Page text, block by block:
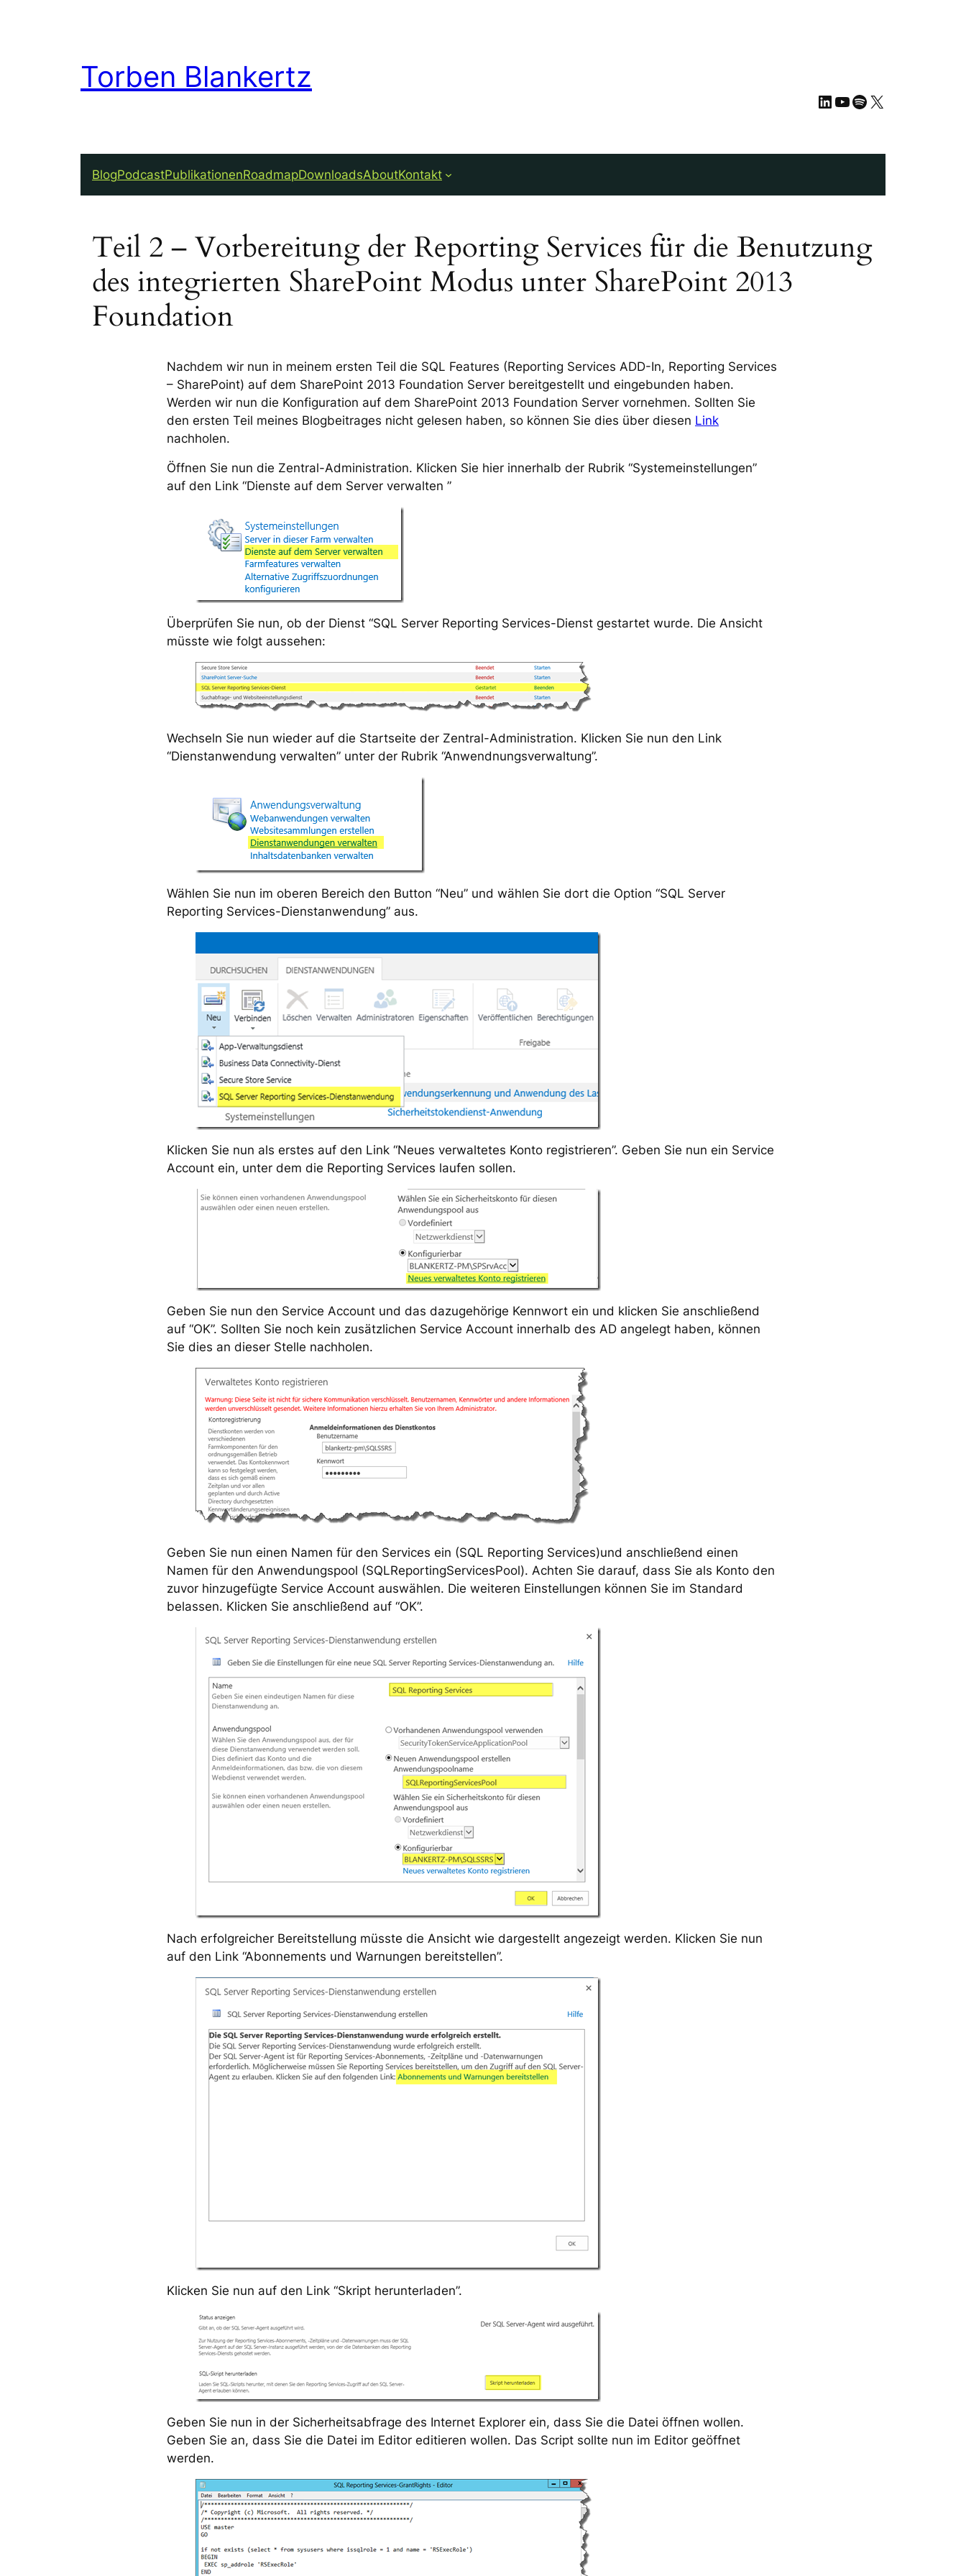
Torben Blankertz
LinkedIn
YouTube
Spotify
X
BlogPodcastPublikationenRoadmapDownloadsAboutKontakt
Teil 2 – Vorbereitung der Reporting Services für die Benutzung
des integrierten SharePoint Modus unter SharePoint 2013
Foundation
Nachdem wir nun in meinem ersten Teil die SQL Features (Reporting Services ADD-In, Reporting Services
– SharePoint) auf dem SharePoint 2013 Foundation Server bereitgestellt und eingebunden haben.
Werden wir nun die Konfiguration auf dem SharePoint 2013 Foundation Server vornehmen. Sollten Sie
den ersten Teil meines Blogbeitrages nicht gelesen haben, so können Sie dies über diesen Link
nachholen.
Öffnen Sie nun die Zentral-Administration. Klicken Sie hier innerhalb der Rubrik “Systemeinstellungen”
auf den Link “Dienste auf dem Server verwalten ”
Überprüfen Sie nun, ob der Dienst “SQL Server Reporting Services-Dienst gestartet wurde. Die Ansicht
müsste wie folgt aussehen:
Wechseln Sie nun wieder auf die Startseite der Zentral-Administration. Klicken Sie nun den Link
“Dienstanwendung verwalten” unter der Rubrik “Anwendnungsverwaltung”.
Wählen Sie nun im oberen Bereich den Button “Neu” und wählen Sie dort die Option “SQL Server
Reporting Services-Dienstanwendung” aus.
Klicken Sie nun als erstes auf den Link “Neues verwaltetes Konto registrieren”. Geben Sie nun ein Service
Account ein, unter dem die Reporting Services laufen sollen.
Geben Sie nun den Service Account und das dazugehörige Kennwort ein und klicken Sie anschließend
auf “OK”. Sollten Sie noch kein zusätzlichen Service Account innerhalb des AD angelegt haben, können
Sie dies an dieser Stelle nachholen.
Geben Sie nun einen Namen für den Services ein (SQL Reporting Services)und anschließend einen
Namen für den Anwendungspool (SQLReportingServicesPool). Achten Sie darauf, dass Sie als Konto den
zuvor hinzugefügte Service Account auswählen. Die weiteren Einstellungen können Sie im Standard
belassen. Klicken Sie anschließend auf “OK”.
Nach erfolgreicher Bereitstellung müsste die Ansicht wie dargestellt angezeigt werden. Klicken Sie nun
auf den Link “Abonnements und Warnungen bereitstellen”.
Klicken Sie nun auf den Link “Skript herunterladen”.
Geben Sie nun in der Sicherheitsabfrage des Internet Explorer ein, dass Sie die Datei öffnen wollen.
Geben Sie an, dass Sie die Datei im Editor editieren wollen. Das Script sollte nun im Editor geöffnet
werden.